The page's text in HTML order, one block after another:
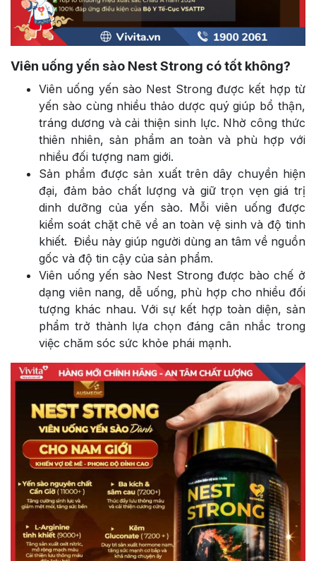
Viên uống yến sào Nest Strong có tốt không?
Viên uống yến sào Nest Strong được kết hợp từ
yến sào cùng nhiều thảo dược quý giúp bổ thận,
tráng dương và cải thiện sinh lực. Nhờ công thức
thiên nhiên, sản phẩm an toàn và phù hợp với
nhiều đối tượng nam giới.
Sản phẩm được sản xuất trên dây chuyền hiện
đại, đảm bảo chất lượng và giữ trọn vẹn giá trị
dinh dưỡng của yến sào. Mỗi viên uống được
kiểm soát chặt chẽ về an toàn vệ sinh và độ tinh
khiết. Điều này giúp người dùng an tâm về nguồn
gốc và độ tin cậy của sản phẩm.
Viên uống yến sào Nest Strong được bào chế ở
dạng viên nang, dễ uống, phù hợp cho nhiều đối
tượng khác nhau. Với sự kết hợp toàn diện, sản
phẩm trở thành lựa chọn đáng cân nhắc trong
việc chăm sóc sức khỏe phái mạnh.